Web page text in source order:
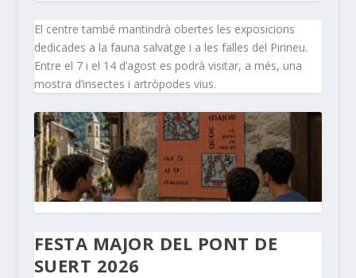
El centre també mantindrà obertes les exposicions
dedicades a la fauna salvatge i a les falles del Pirineu.
Entre el 7 i el 14 d’agost es podrà visitar, a més, una
mostra d’insectes i artròpodes vius.
FESTA MAJOR DEL PONT DE
SUERT 2026